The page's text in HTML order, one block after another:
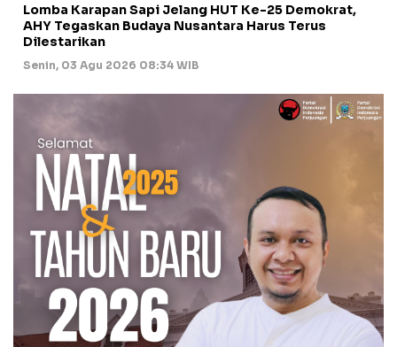
Lomba Karapan Sapi Jelang HUT Ke-25 Demokrat,
AHY Tegaskan Budaya Nusantara Harus Terus
Dilestarikan
Senin, 03 Agu 2026 08:34 WIB